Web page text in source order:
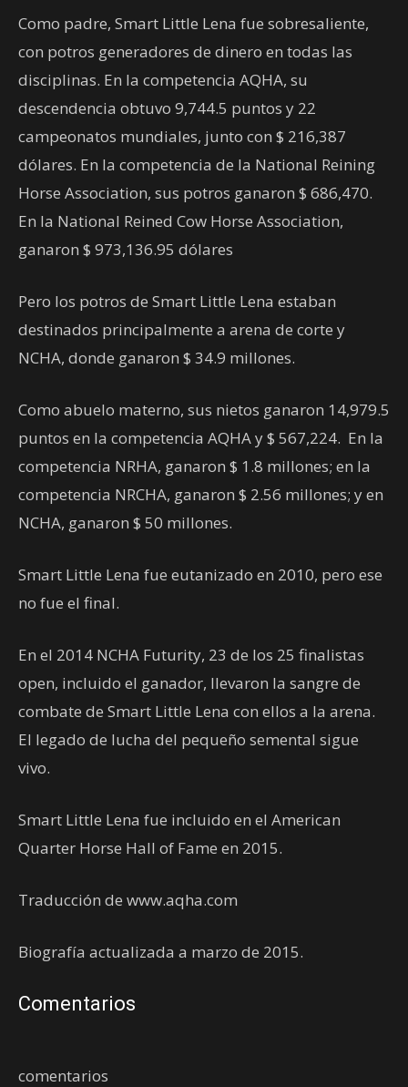
Como padre, Smart Little Lena fue sobresaliente,
con potros generadores de dinero en todas las
disciplinas. En la competencia AQHA, su
descendencia obtuvo 9,744.5 puntos y 22
campeonatos mundiales, junto con $ 216,387
dólares. En la competencia de la National Reining
Horse Association, sus potros ganaron $ 686,470.
En la National Reined Cow Horse Association,
ganaron $ 973,136.95 dólares
Pero los potros de Smart Little Lena estaban
destinados principalmente a arena de corte y
NCHA, donde ganaron $ 34.9 millones.
Como abuelo materno, sus nietos ganaron 14,979.5
puntos en la competencia AQHA y $ 567,224. En la
competencia NRHA, ganaron $ 1.8 millones; en la
competencia NRCHA, ganaron $ 2.56 millones; y en
NCHA, ganaron $ 50 millones.
Smart Little Lena fue eutanizado en 2010, pero ese
no fue el final.
En el 2014 NCHA Futurity, 23 de los 25 finalistas
open, incluido el ganador, llevaron la sangre de
combate de Smart Little Lena con ellos a la arena.
El legado de lucha del pequeño semental sigue
vivo.
Smart Little Lena fue incluido en el American
Quarter Horse Hall of Fame en 2015.
Traducción de www.aqha.com
Biografía actualizada a marzo de 2015.
Comentarios
comentarios